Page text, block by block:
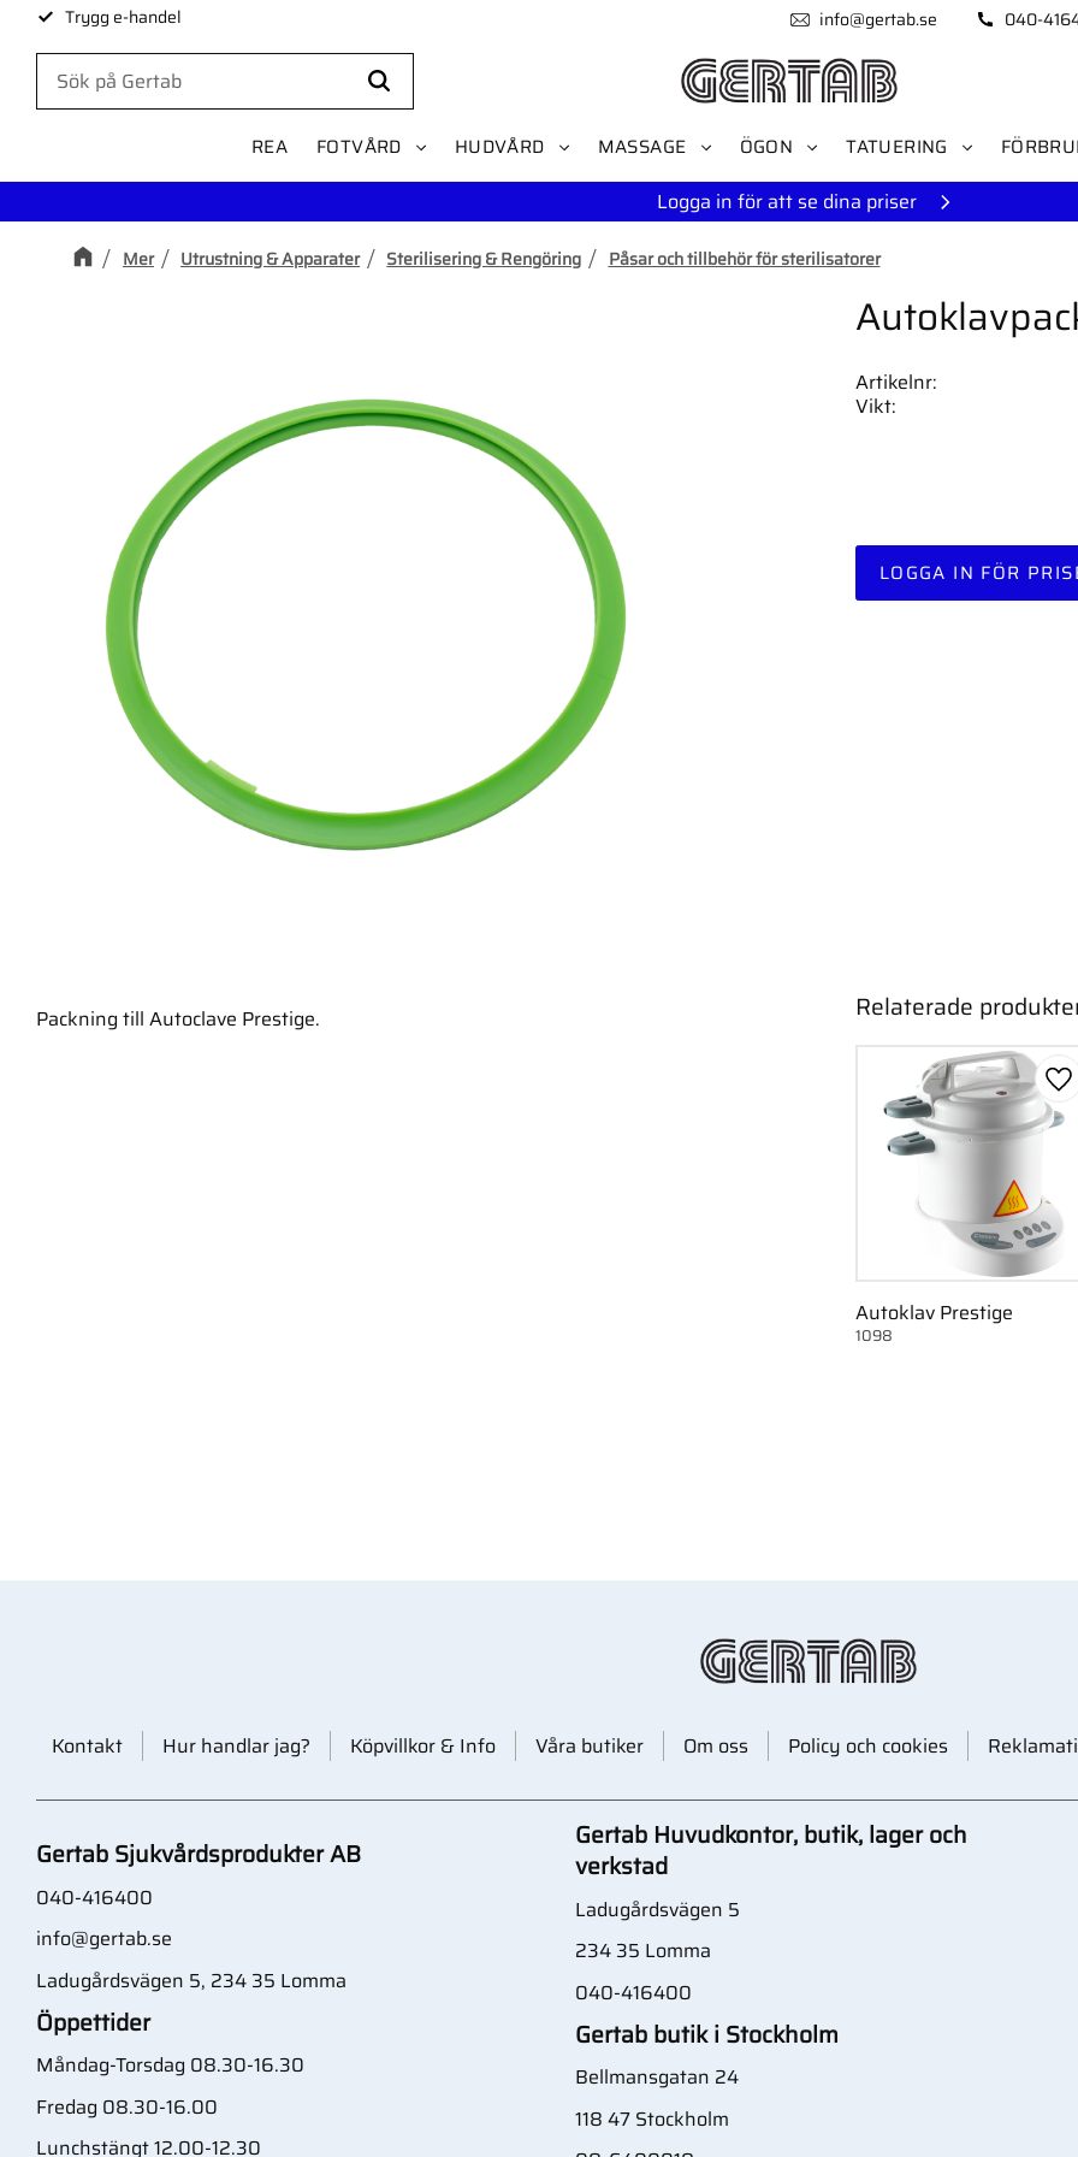
Trygg e-handel info@gertab.se 040-
REA FOTVÅRD HUDVÅRD MASSAGE ÖGON TATUERING
Logga in för att se dina priser
Mer Utrustning & Apparater Sterilisering & Rengöring Påsar och tillbehör för sterilisatorer
LOGGA IN FÖR
Artikelnr
Vikt
Packning till Autoclave Prestige. Relaterade
Autoklav Prestige
1098
Kontakt Hur handlar jag? Köpvillkor & Info Våra butiker Om oss Policy och cookies
Gertab Sjukvårdsprodukter AB
040-416400
info@gertab.se
Ladugårdsvägen 5, 234 35 Lomma
Öppettider
Måndag-Torsdag 08.30-16.30
Fredag 08.30-16.00
Lunchstängt 12.00-12.30
Gertab Huvudkontor, butik, lager och
verkstad
Ladugårdsvägen 5
234 35 Lomma
040-416400
Gertab butik i Stockholm
Bellmansgatan 24
118 47 Stockholm